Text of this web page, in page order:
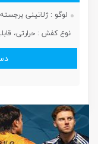
لوگو : ژلاتینی برجسته
نوع کفش : حرارتی،